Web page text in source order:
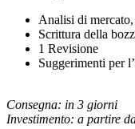
Analisi di
Scrittura della
1 Revisione
Suggerimenti per
Consegna: in 3 giorni
Investimento: a partire